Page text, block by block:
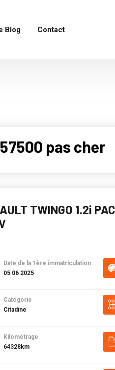
Blog Contact
pas cher
TWINGO 1.2i
Date de la 1ère immatriculation
05 06 2025
Catégorie
Citadine
Kilométrage
64328km